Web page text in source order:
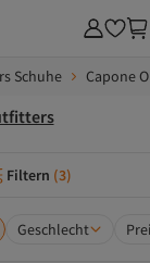
Schuhe Capone
Filtern (3)
Geschlecht